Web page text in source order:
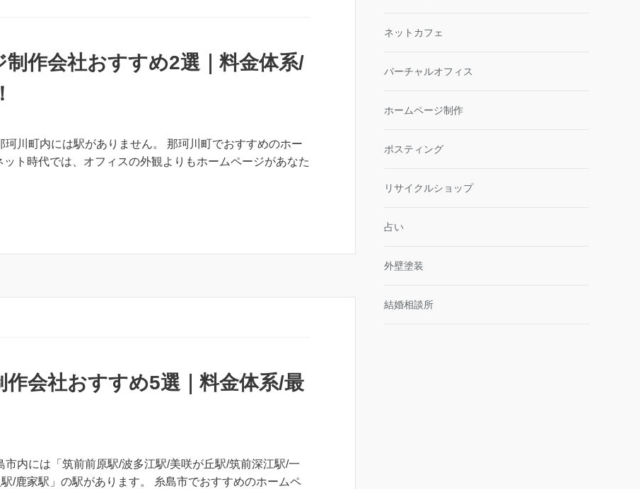
作会社おすすめ2選｜料金体系/
川町内には駅がありません。 那珂川町でおすすめのホー
ト時代では、オフィスの外観よりもホームページがあなた
会社おすすめ5選｜料金体系/最
内には「筑前前原駅/波多江駅/美咲が丘駅/筑前深江駅/一
/鹿家駅」の駅があります。 糸島市でおすすめのホームペ
ネットカフェ
バーチャルオフィス
ホームページ制作
ポスティング
リサイクルショップ
占い
外壁塗装
結婚相談所